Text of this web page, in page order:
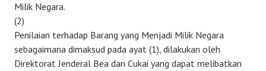
Milik Negara.
(2)
Penilaian terhadap Barang yang Menjadi Milik Negara
sebagaimana dimaksud pada ayat (1), dilakukan oleh
Direktorat Jenderal Bea dan Cukai yang dapat melibatkan